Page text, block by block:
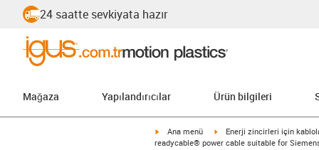
24 saatte sevkiyata hazır
Mağaza Yapılandırıcılar Ürün bilgileri
igus-icon-arrow-right
Ana menü igus-icon-arrow-right
Enerji zincirleri için
readycable® power cable suitable for